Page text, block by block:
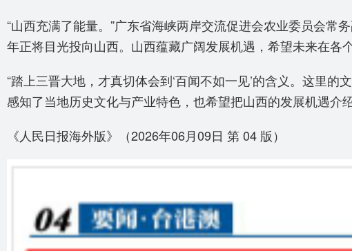
“山西充满了能量。”广东省海峡两岸交流促进会农业委员会常
年正将目光投向山西。山西蕴藏广阔发展机遇，希望未来在各
“踏上三晋大地，才真切体会到‘百闻不如一见’的含义。这里
感知了当地历史文化与产业特色，也希望把山西的发展机遇介
《人民日报海外版》（2026年06月09日 第 04 版）